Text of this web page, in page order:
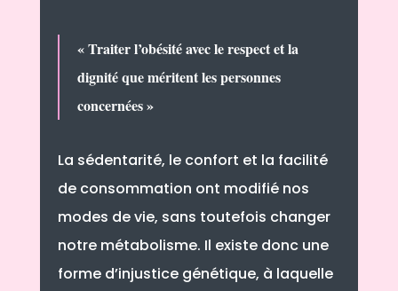
« Traiter l’obésité avec le respect et la
dignité que méritent les personnes
concernées »
La sédentarité, le confort et la facilité
de consommation ont modifié nos
modes de vie, sans toutefois changer
notre métabolisme. Il existe donc une
forme d’injustice génétique, à laquelle